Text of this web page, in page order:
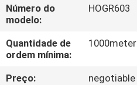
EXCURSÃO
DA
Número do
modelo:
HOGR603
Quantidade de
ordem mínima:
1000meter
Preço:
negotiable